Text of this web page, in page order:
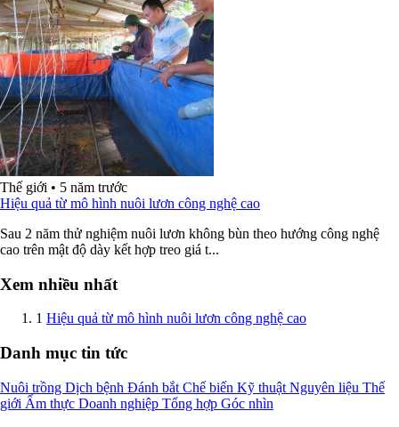
Thế giới • 5 năm trước
Hiệu quả từ mô hình nuôi lươn công nghệ cao
Sau 2 năm thử nghiệm nuôi lươn không bùn theo hướng công nghệ
cao trên mật độ dày kết hợp treo giá t...
Xem nhiều nhất
1 Hiệu quả từ mô hình nuôi lươn công nghệ cao
Danh mục tin tức
Nuôi trồng Dịch bệnh Đánh bắt Chế biến Kỹ thuật Nguyên liệu Thế
giới Ẩm thực Doanh nghiệp Tổng hợp Góc nhìn